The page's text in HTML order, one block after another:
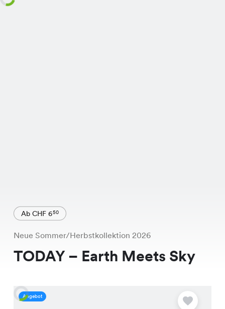
Ab CHF 650
Neue Sommer/Herbstkollektion 2026
TODAY – Earth Meets Sky
Angebot